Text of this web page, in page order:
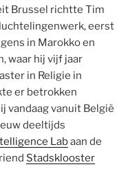
Brussel richtte Tim
eerst
in Marokko en
waar hij vijf jaar
in Religie in
er betrokken
vandaag vanuit België
deeltijds
Labaan de
Stadsklooster